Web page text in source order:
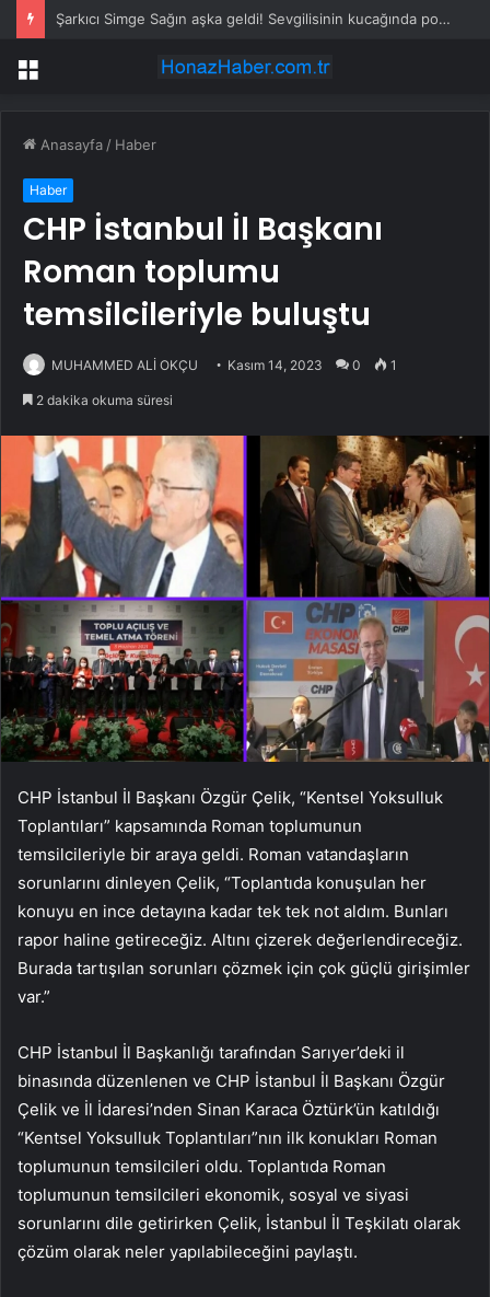
Şarkıcı Simge Sağın aşka geldi! Sevgilisinin kucağında poz verdi
Menü
Anasayfa / Haber
Haber
CHP İstanbul İl Başkanı
Roman toplumu
temsilcileriyle buluştu
MUHAMMED ALİ OKÇU Kasım 14, 2023 0 1
2 dakika okuma süresi
CHP İstanbul İl Başkanı Özgür Çelik, “Kentsel Yoksulluk
Toplantıları” kapsamında Roman toplumunun
temsilcileriyle bir araya geldi. Roman vatandaşların
sorunlarını dinleyen Çelik, “Toplantıda konuşulan her
konuyu en ince detayına kadar tek tek not aldım. Bunları
rapor haline getireceğiz. Altını çizerek değerlendireceğiz.
Burada tartışılan sorunları çözmek için çok güçlü girişimler
var.”
CHP İstanbul İl Başkanlığı tarafından Sarıyer’deki il
binasında düzenlenen ve CHP İstanbul İl Başkanı Özgür
Çelik ve İl İdaresi’nden Sinan Karaca Öztürk’ün katıldığı
“Kentsel Yoksulluk Toplantıları”nın ilk konukları Roman
toplumunun temsilcileri oldu. Toplantıda Roman
toplumunun temsilcileri ekonomik, sosyal ve siyasi
sorunlarını dile getirirken Çelik, İstanbul İl Teşkilatı olarak
çözüm olarak neler yapılabileceğini paylaştı.